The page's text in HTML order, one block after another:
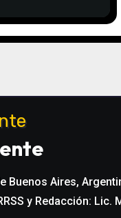
Buenos Aires,
y Redacción: Lic.